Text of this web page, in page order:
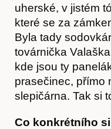
uherské, v jistém
které se za
Byla tady
továrnička
kde jsou ty
prasečinec, přímo
slepičárna. Tak si
Co konkrétního